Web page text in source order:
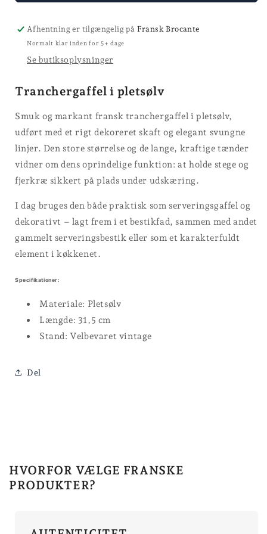
Afhentning er tilgængelig på Fransk Brocante
Normalt klar inden for 5+ dage
Se butiksoplysninger
Tranchergaffel i pletsølv
Smuk og markant fransk tranchergaffel i pletsølv,
udført med et rigt dekoreret skaft og elegant svungne
linjer. Den store størrelse og de lange, kraftige tænder
vidner om dens oprindelige funktion: at holde stege og
fjerkræ sikkert på plads under udskæring.
I dag bruges den både praktisk som serveringsgaffel og
dekorativt – lagt frem i et bestikfad, sammen med andet
gammelt serveringsbestik eller som et karakterfuldt
element i køkkenet.
Specifikationer:
Materiale: Pletsølv
Længde: 31,5 cm
Stand: Velbevaret vintage
Del
HVORFOR VÆLGE FRANSKE
PRODUKTER?